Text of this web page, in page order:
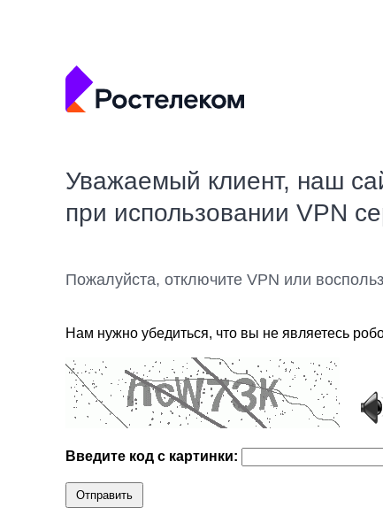
Уважаемый клиент, наш
при использовании VPN
Пожалуйста, отключите VPN или
Нам нужно убедиться, что вы не являетесь
Введите код с картинки:
Отправить